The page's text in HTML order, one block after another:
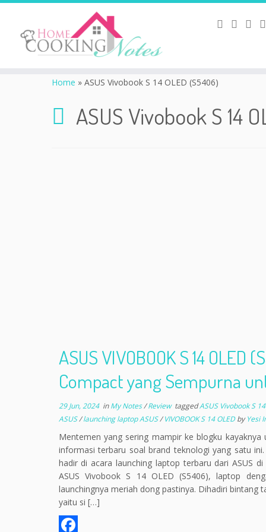
Home » ASUS Vivobook S 14 OLED (S5406)
ASUS Vivobook S 14
ASUS VIVOBOOK S 14
Compact yang Sempurna
29 Jun, 2024inMy Notes/Review taggedASUS Vivobook S
ASUS/launching laptop ASUS/VIVOBOOK S 14 OLEDbyYesi
Mentemen yang sering mampir ke blogku
informasi terbaru soal brand teknologi yang satu
hadir di acara launching laptop terbaru dari ASUS
ASUS Vivobook S 14 OLED (S5406), laptop
launchingnya meriah dong pastinya. Dihadiri bintang
yaitu si […]